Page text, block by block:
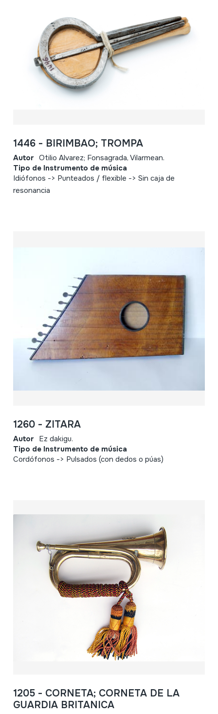
1446 - BIRIMBAO; TROMPA
Autor Otilio Alvarez; Fonsagrada, Vilarmean.
Tipo de Instrumento de música
Idiófonos -> Punteados / flexible -> Sin caja de
resonancia
1260 - ZITARA
Autor Ez dakigu.
Tipo de Instrumento de música
Cordófonos -> Pulsados (con dedos o púas)
1205 - CORNETA; CORNETA DE LA
GUARDIA BRITANICA